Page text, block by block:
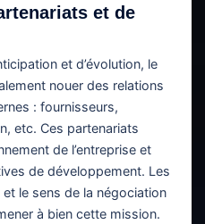
et de
et d’évolution, le
nouer des relations
: fournisseurs,
etc. Ces partenariats
de l’entreprise et
de développement. Les
le sens de la négociation
à bien cette mission.